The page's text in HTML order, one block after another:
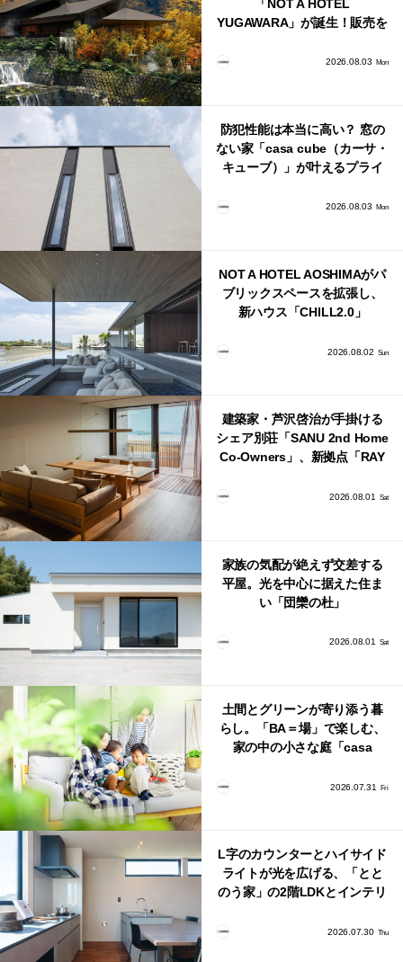
「NOT A HOTEL
YUGAWARA」が誕生！販売を
2026.08.03 Mon
防犯性能は本当に高い？ 窓の
ない家「casa cube（カーサ・
キューブ）」が叶えるプライ
2026.08.03 Mon
NOT A HOTEL AOSHIMAがパ
ブリックスペースを拡張し、
新ハウス「CHILL2.0」
2026.08.02 Sun
建築家・芦沢啓治が手掛ける
シェア別荘「SANU 2nd Home
Co-Owners」、新拠点「RAY
2026.08.01 Sat
家族の気配が絶えず交差する
平屋。光を中心に据えた住ま
い「団欒の杜」
2026.08.01 Sat
土間とグリーンが寄り添う暮
らし。「BA＝場」で楽しむ、
家の中の小さな庭「casa
2026.07.31 Fri
L字のカウンターとハイサイド
ライトが光を広げる、「とと
のう家」の2階LDKとインテリ
2026.07.30 Thu